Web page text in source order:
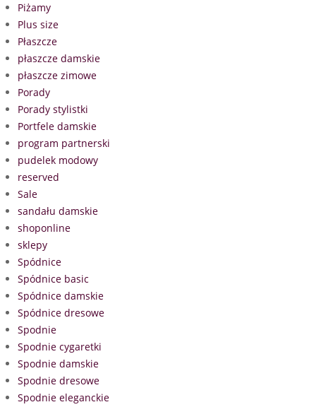
Piżamy
Plus size
Płaszcze
płaszcze damskie
płaszcze zimowe
Porady
Porady stylistki
Portfele damskie
program partnerski
pudelek modowy
reserved
Sale
sandału damskie
shoponline
sklepy
Spódnice
Spódnice basic
Spódnice damskie
Spódnice dresowe
Spodnie
Spodnie cygaretki
Spodnie damskie
Spodnie dresowe
Spodnie eleganckie